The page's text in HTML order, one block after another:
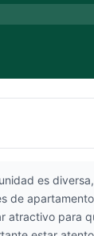
es
de
atractivo para